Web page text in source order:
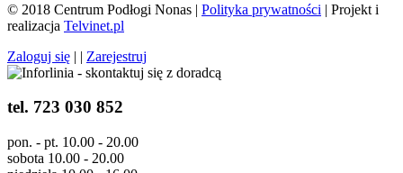
© 2018 Centrum Podłogi Nonas | Polityka prywatności | Projekt i
realizacja Telvinet.pl
Zaloguj się | | Zarejestruj
tel. 723 030 852
pon. - pt. 10.00 - 20.00
sobota 10.00 - 20.00